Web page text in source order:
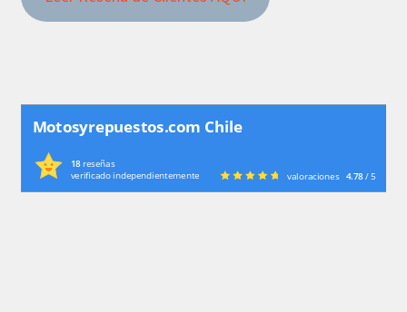
Motosyrepuestos.com Chile
18reseñas
verificado independientemente
valoraciones 4.78/ 5